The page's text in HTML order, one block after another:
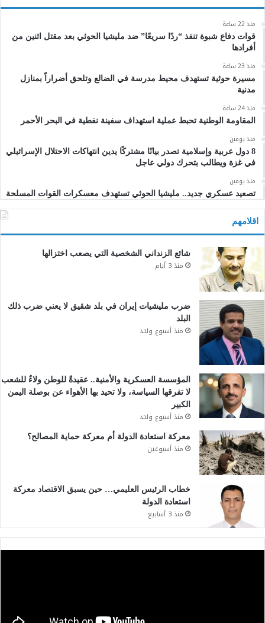
منذ 22 ساعة
قوات دفاع شبوة تنفذ “ردًا سريعًا” ضد مليشيا الحوثي بعد مقتل اثنين من
أفرادها
منذ 23 ساعة
مسيرة حوثية تستهدف محيط مدرسة في الضالع وتلحق أضراراً بمنازل
مدنية
منذ 24 ساعة
المقاومة الوطنية تحبط عملية استهداف سفينة نفطية في البحر الأحمر
منذ يومين
8 دول عربية وإسلامية تصدر بيانًا مشتركًا يدين انتهاكات الاحتلال الإسرائيلي
في غزة ويطالب بتحرك دولي عاجل
منذ يومين
تصعيد عسكري جديد.. مليشيا الحوثي تستهدف معسكرات القوات المسلحة
اقلامهم
شائع الزنداني الشخصية التي يصعب اختزالها
منذ 3 أيام
ضرب مليشيات إيران في بلد شقيق لا يعني ضرب ذلك
البلد
منذ أسبوع واحد
المؤسسة العسكرية والأمنية.. عقيدةٌ للوطن ولاءٌ للشعب
لا تفرقها السياسة، ولا تحيد بها الأهواء عن بوصلة اليمن
الكبير
منذ أسبوع واحد
معركة استعادة الدولة أم معركة حماية المصالح؟
منذ أسبوعين
خطاب الرئيس العليمي… حين يسبق الاقتصاد معركة
استعادة الدولة
منذ 3 أسابيع